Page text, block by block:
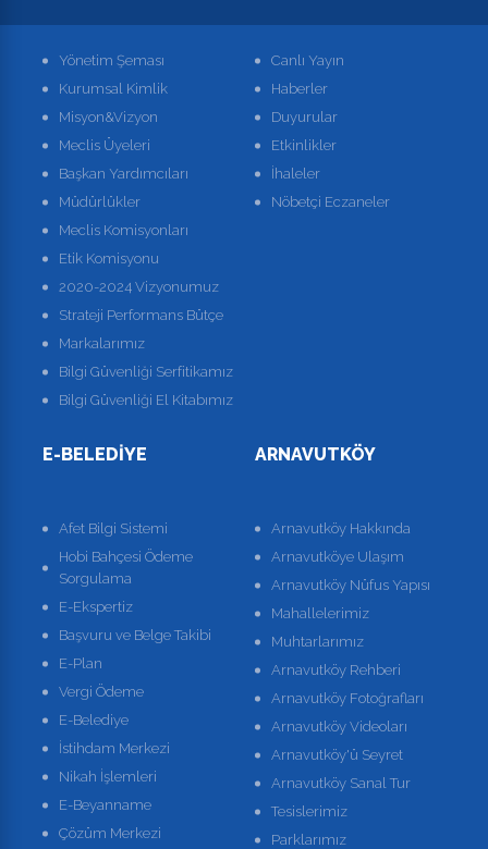
Yönetim Şeması
Kurumsal Kimlik
Misyon&Vizyon
Meclis Üyeleri
Başkan Yardımcıları
Müdürlükler
Meclis Komisyonları
Etik Komisyonu
2020-2024 Vizyonumuz
Strateji Performans Bütçe
Markalarımız
Bilgi Güvenliği Serfitikamız
Bilgi Güvenliği El Kitabımız
Canlı Yayın
Haberler
Duyurular
Etkinlikler
İhaleler
Nöbetçi Eczaneler
E-BELEDIYE
Afet Bilgi Sistemi
Hobi Bahçesi Ödeme
Sorgulama
E-Ekspertiz
Başvuru ve Belge Takibi
E-Plan
Vergi Ödeme
E-Belediye
İstihdam Merkezi
Nikah İşlemleri
E-Beyanname
Çözüm Merkezi
ARNAVUTKÖY
Arnavutköy Hakkında
Arnavutköye Ulaşım
Arnavutköy Nüfus Yapısı
Mahallelerimiz
Muhtarlarımız
Arnavutköy Rehberi
Arnavutköy Fotoğrafları
Arnavutköy Videoları
Arnavutköy'ü Seyret
Arnavutköy Sanal Tur
Tesislerimiz
Parklarımız